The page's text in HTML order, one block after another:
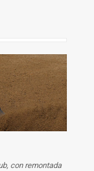
con remontada